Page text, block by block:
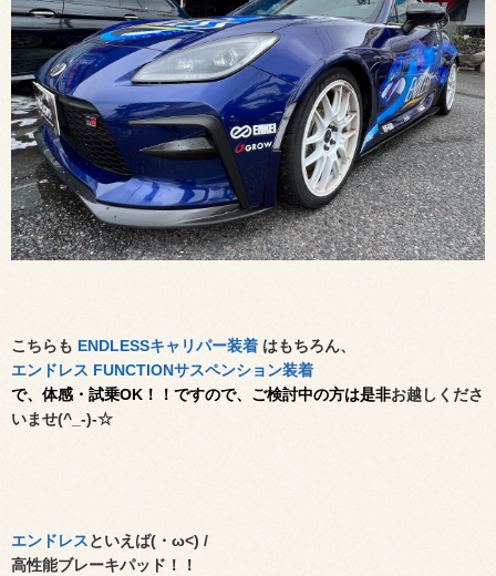
こちらも ENDLESSキャリパー装着 はもちろん、
エンドレス FUNCTIONサスペンション装着
で、体感・試乗OK！！ですので、ご検討中の方は是非お越しくださ
いませ(^_-)-☆
エンドレスといえば(・ω<) /
高性能ブレーキパッド！！